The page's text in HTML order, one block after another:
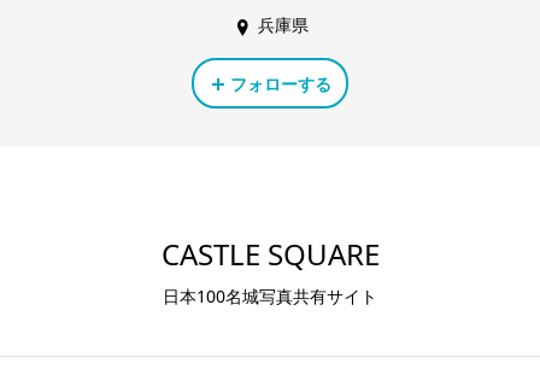
兵庫県
フォローする
CASTLE SQUARE
日本100名城写真共有サイト